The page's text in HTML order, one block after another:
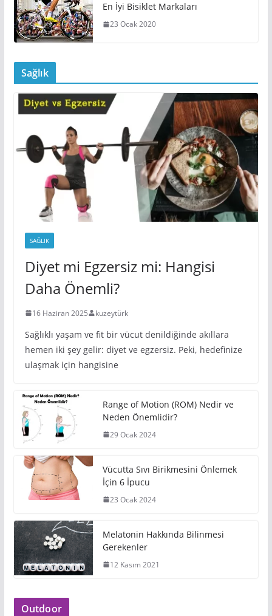
En İyi Bisiklet Markaları
23 Ocak 2020
Sağlık
SAĞLIK
Diyet mi Egzersiz mi: Hangisi
Daha Önemli?
16 Haziran 2025 kuzeytürk
Sağlıklı yaşam ve fit bir vücut denildiğinde akıllara
hemen iki şey gelir: diyet ve egzersiz. Peki, hedefinize
ulaşmak için hangisine
Range of Motion (ROM) Nedir ve
Neden Önemlidir?
29 Ocak 2024
Vücutta Sıvı Birikmesini Önlemek
İçin 6 İpucu
23 Ocak 2024
Melatonin Hakkında Bilinmesi
Gerekenler
12 Kasım 2021
Outdoor